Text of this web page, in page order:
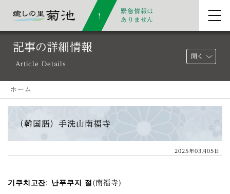
緊急情報は
ありません
記事の詳細情報
Article Details
開く
ホーム
（韓国語）手洗山南福寺
2025年03月05日
기쿠치고잔: 난푸쿠지 절(南福寺)